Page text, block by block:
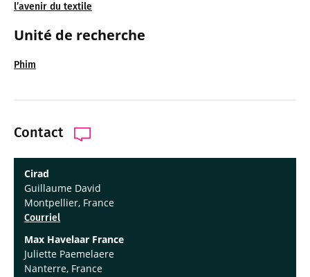
l’avenir du textile
Unité de recherche
Phim
Contact
Cirad
Guillaume David
Montpellier, France
Courriel
Max Havelaar France
Juliette Paemelaere
Nanterre, France